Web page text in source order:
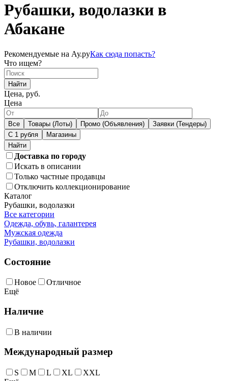
Рубашки, водолазки в
Абакане
Рекомендуемые на Ау.руКак сюда попасть?
Что ищем?
Найти
Цена, руб.
Цена
Все Товары (Лоты) Промо (Объявления)
Заявки (Тендеры)
С 1 рубля
Магазины
Доставка по городу
Искать в описании
Только частные продавцы
Отключить коллекционирование
Каталог
Рубашки, водолазки
Все категории
Одежда, обувь, галантерея
Мужская одежда
Рубашки, водолазки
Состояние
Новое
Отличное
Ещё
Наличие
В наличии
Международный размер
S M L XL
XXL